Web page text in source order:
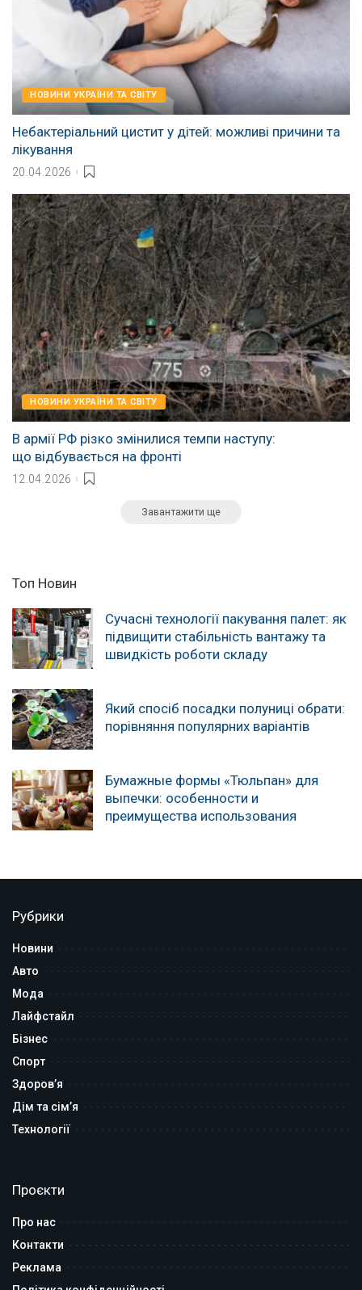
НОВИНИ УКРАЇНИ ТА СВІТУ
Небактеріальний цистит у дітей: можливі причини та
лікування
20.04.2026
НОВИНИ УКРАЇНИ ТА СВІТУ
В армії РФ різко змінилися темпи наступу:
що відбувається на фронті
12.04.2026
Завантажити ще
Топ Новин
Сучасні технології пакування палет: як
підвищити стабільність вантажу та
швидкість роботи складу
Який спосіб посадки полуниці обрати:
порівняння популярних варіантів
Бумажные формы «Тюльпан» для
выпечки: особенности и
преимущества использования
Рубрики
Новини
Авто
Мода
Лайфстайл
Бізнес
Спорт
Здоров’я
Дім та сім’я
Технології
Проєкти
Про нас
Контакти
Реклама